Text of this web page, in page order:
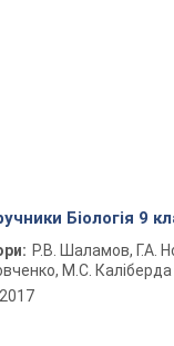
Біологія 9
Р.В. Шаламов, Г.А.
М.С. Каліберда
2017